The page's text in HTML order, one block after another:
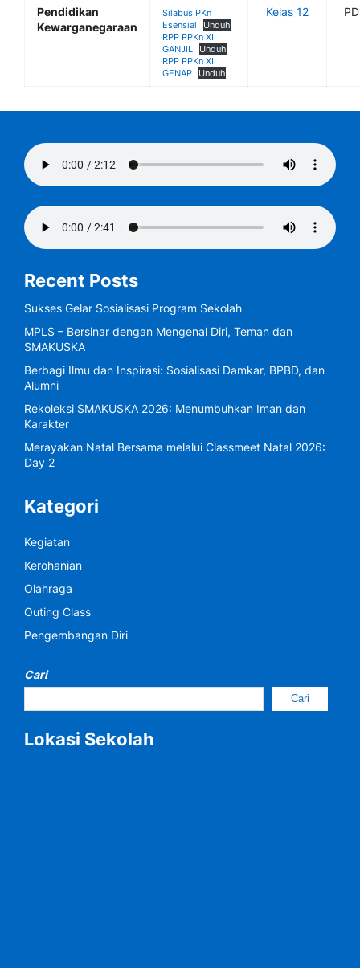
Pendidikan
Kewarganegaraan
Silabus PKn
Esensial
Unduh
RPP PPKn XII
GANJIL
Unduh
RPP PPKn XII
GENAP
Unduh
Kelas 12
Recent Posts
Sukses Gelar Sosialisasi Program Sekolah
MPLS – Bersinar dengan Mengenal Diri, Teman dan
SMAKUSKA
Berbagi Ilmu dan Inspirasi: Sosialisasi Damkar, BPBD, dan
Alumni
Rekoleksi SMAKUSKA 2026: Menumbuhkan Iman dan
Karakter
Merayakan Natal Bersama melalui Classmeet Natal 2026:
Day 2
Kategori
Kegiatan
Kerohanian
Olahraga
Outing Class
Pengembangan Diri
Cari
Cari
Lokasi Sekolah